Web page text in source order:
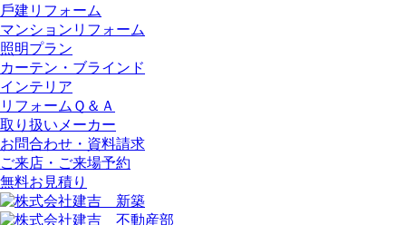
⼾建リフォーム
マンションリフォーム
照明プラン
カーテン・ブラインド
インテリア
リフォームＱ＆Ａ
取り扱いメーカー
お問合わせ・資料請求
ご来店・ご来場予約
無料お⾒積り